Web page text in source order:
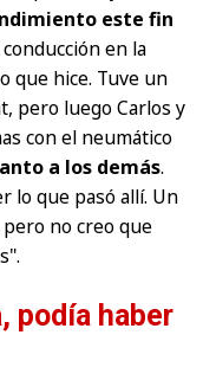
este fin
en la
que hice. Tuve un
pero luego Carlos y
con el neumático
a los demás.
lo que pasó allí. Un
no creo que
podía haber